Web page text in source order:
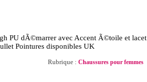
PU dÃ©marrer avec Accent Ã©toile et lacet
Pointures disponibles UK
Rubrique : Chaussures pour femmes